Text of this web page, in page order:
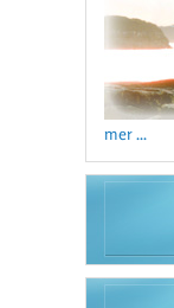
mer ...